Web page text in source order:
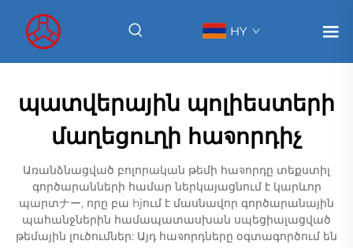
HY
պատվերային պոլիեստերի
մաղեցուղի հաจորդիչ
Առանձնացված բոլորական թեմի հաจորդը տեքստիլ
գործարանների համար ներկայացնում է կարևոր
պարտナー, որը բա hjում է մասնավոր գործարանային
պահանջներին համապատասխան սպեցիալացված
թեմային լուծումներ: Այդ հաจորդները օգտագործում են